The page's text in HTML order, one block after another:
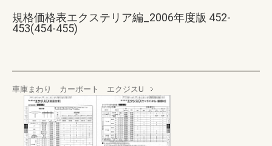
規格価格表エクステリア編_2006年度版 452-
453(454-455)
車庫まわり カーポート エクジスU